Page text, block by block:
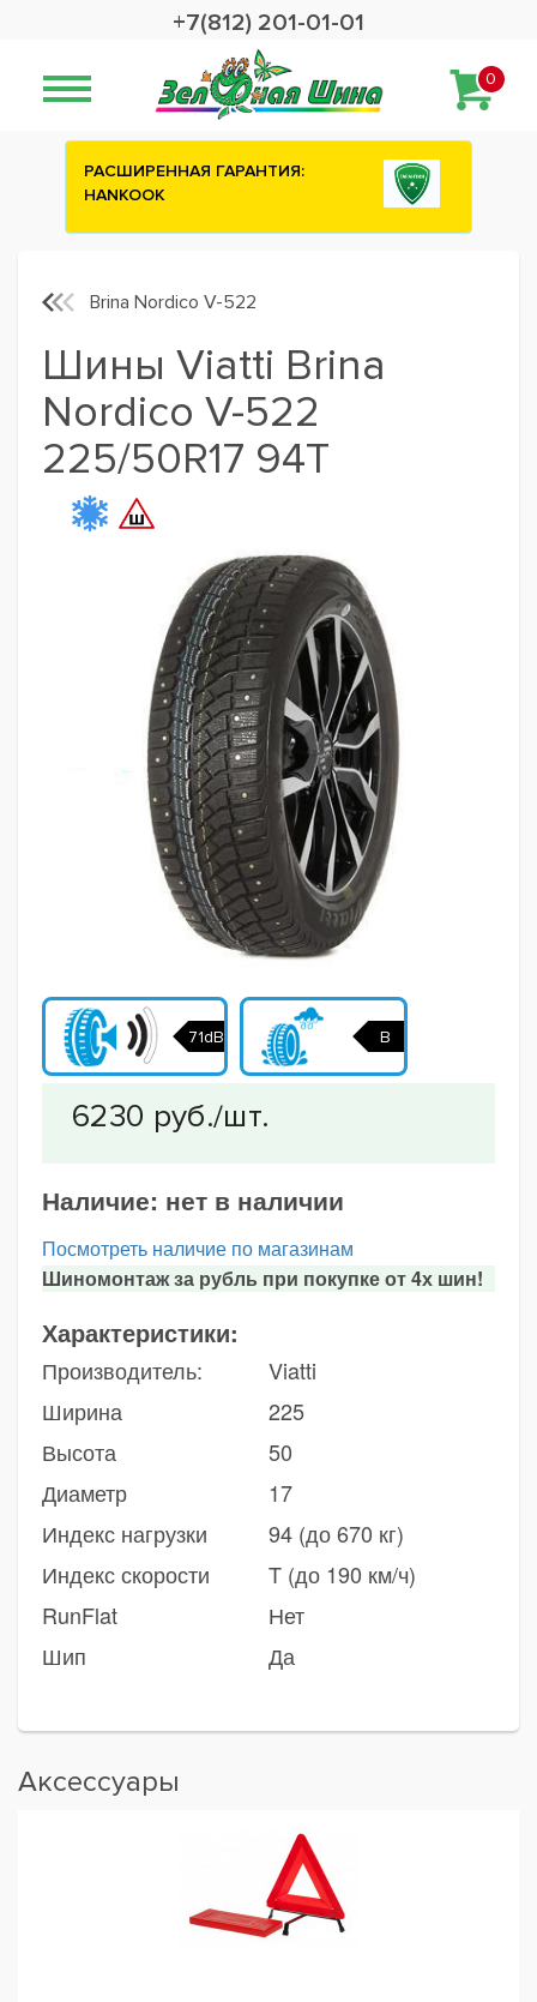
+7(812) 201-01-01
0
ГАРАНТИЯ:
Сashback 2500 рублей на
Brina Nordico V-522
Шины Viatti Brina
Nordico V-522
225/50R17 94T
71dB B
Наличие: нет в наличии
Посмотреть наличие по магазинам
Шиномонтаж за рубль при покупке от 4х шин!
Характеристики:
Производитель:
Viatti
Ширина
225
Высота
50
Диаметр
17
Индекс нагрузки
94 (до 670 кг)
Индекс скорости
T (до 190 км/ч)
RunFlat
Нет
Шип
Да
Аксессуары